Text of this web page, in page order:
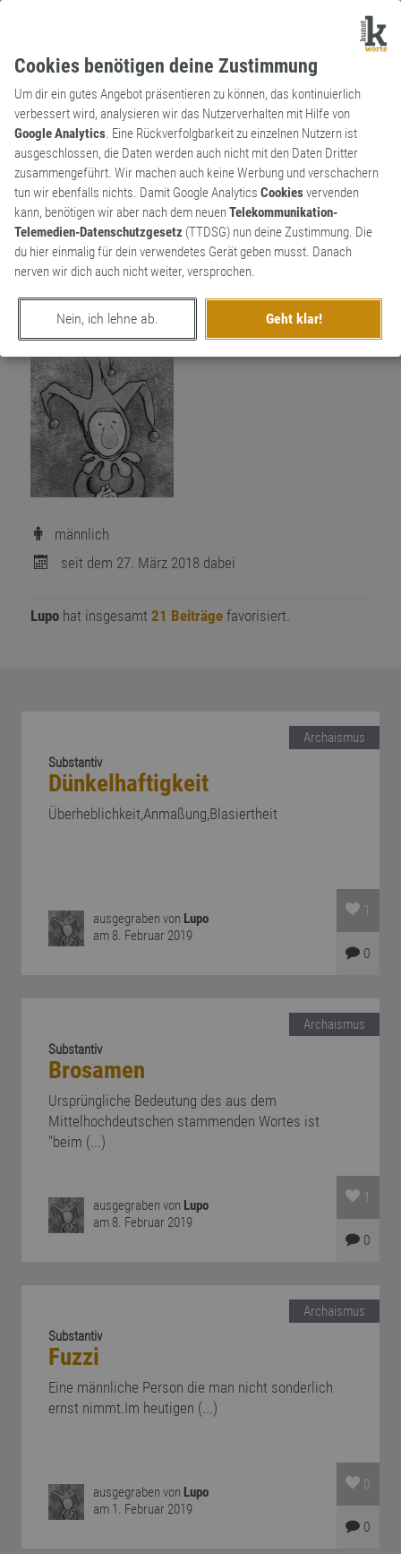
Cookies benötigen deine Zustimmung
Um dir ein gutes Angebot präsentieren zu können, das kontinuierlich
verbessert wird, analysieren wir das Nutzerverhalten mit Hilfe von
Google Analytics. Eine Rückverfolgbarkeit zu einzelnen Nutzern ist
ausgeschlossen, die Daten werden auch nicht mit den Daten Dritter
zusammengeführt. Wir machen auch keine Werbung und verschachern
tun wir ebenfalls nichts. Damit Google Analytics Cookiesvervenden
kann, benötigen wir aber nach dem neuenTelekommunikation-
Telemedien-Datenschutzgesetz (TTDSG) nun deine Zustimmung. Die
du hier einmalig für dein verwendetes Gerät geben musst. Danach
nerven wir dich auch nicht weiter, versprochen.
Nein, ich lehne ab. Geht klar!
Wortkünstler
Lupo
Herkunft: Ein Ort im Norden,einer im Süden
- je nach Jahreszeit.Bin ein Zugvogel.
Bildreiche,vielfältige Sprache ist mir eine
Dialekte
163
191
männlich
seit dem 27. März 2018 dabei
Lupohat insgesamt 21 Beiträgefavorisiert.
Archaismus
Substantiv
Dünkelhaftigkeit
Überheblichkeit,Anmaßung,Blasiertheit
ausgegraben von Lupo
am 8. Februar 2019
1
0
Archaismus
Substantiv
Brosamen
Ursprüngliche Bedeutung des aus dem
Mittelhochdeutschen stammenden Wortes ist
"beim (...)
ausgegraben von Lupo
am 8. Februar 2019
1
0
Archaismus
Substantiv
Fuzzi
Eine männliche Person die man nicht sonderlich
ernst nimmt.Im heutigen (...)
ausgegraben von Lupo
am 1. Februar 2019
0
0